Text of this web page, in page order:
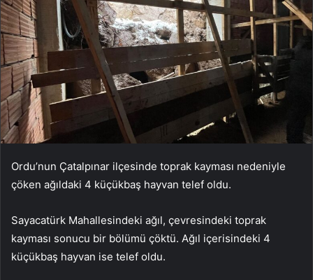
Ordu’nun Çatalpınar ilçesinde toprak kayması nedeniyle
çöken ağıldaki 4 küçükbaş hayvan telef oldu.
Sayacatürk Mahallesindeki ağıl, çevresindeki toprak
kayması sonucu bir bölümü çöktü. Ağıl içerisindeki 4
küçükbaş hayvan ise telef oldu.